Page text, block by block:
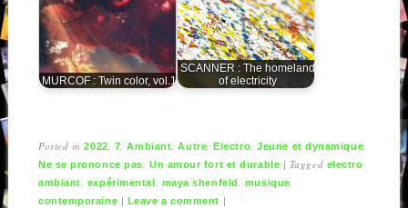
MURCOF : Twin color, vol.1
SCANNER : The homeland
of electricity
Posted in2022 7 ,Ambiant ,Autre ,Electro ,Jeune et dynamique
Ne se prononce pas Un amour fort et durable | Tagged electro
ambiant
expérimental maya shenfeld
musique
contemporaine | Leave a comment |